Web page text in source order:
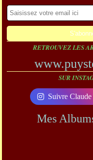
RETROUVEZ LES
SUR
Suivre
Mes